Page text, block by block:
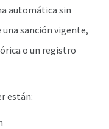
automática sin
sanción vigente,
o un registro
están: